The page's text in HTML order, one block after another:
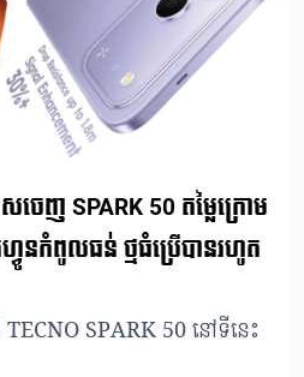
សចេញ SPARK 50 តម្លៃក្រោម
ហ្វូនកំពូលធន់ ថ្មធំប្រើបាន​​រហូត​
SPARK 50 នៅទីនេះ